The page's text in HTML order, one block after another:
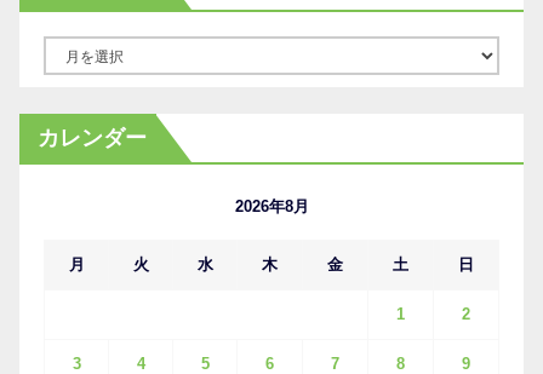
カ
イ
カレンダー
2026年8月
月 火 水 木 金 土 日
1 2
3 4 5 6 7 8 9